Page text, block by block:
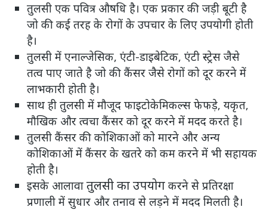
तुलसी एक पवित्र औषधि है। एक प्रकार की जड़ी बूटी है
जो की कई तरह के रोगों के उपचार के लिए उपयोगी होती
है।
तुलसी में एनाल्जेसिक, एंटी-डाइबेटिक, एंटी स्ट्रेस जैसे
तत्व पाए जाते है जो की कैंसर जैसे रोगों को दूर करने में
लाभकारी होती है।
साथ ही तुलसी में मौजूद फाइटोकेमिकल्स फेफड़े, यकृत,
मौखिक और त्वचा कैंसर को दूर करने में मदद करते है।
तुलसी कैंसर की कोशिकाओं को मारने और अन्य
कोशिकाओं में कैंसर के खतरे को कम करने में भी सहायक
होती है।
इसके आलावा तुलसी का उपयोग करने से प्रतिरक्षा
प्रणाली में सुधार और तनाव से लड़ने में मदद मिलती है।